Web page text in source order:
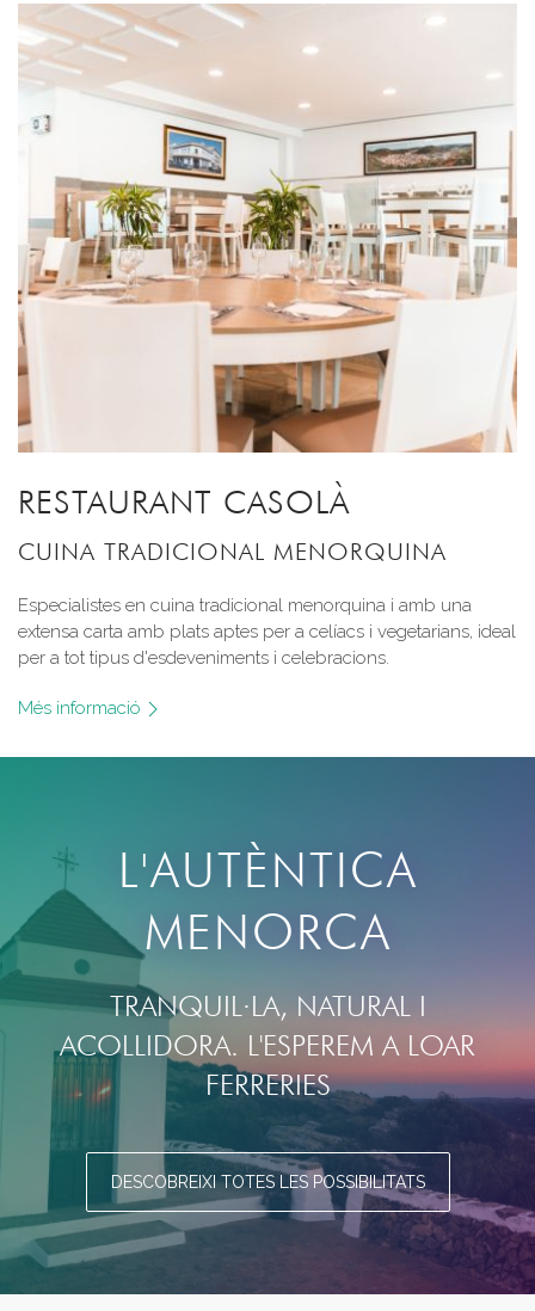
RESTAURANT CASOLÀ
CUINA TRADICIONAL MENORQUINA
Especialistes en cuina tradicional menorquina i amb una
extensa carta amb plats aptes per a celíacs i vegetarians, ideal
per a tot tipus d'esdeveniments i celebracions.
Més informació
L'AUTÈNTICA
MENORCA
TRANQUIL·LA, NATURAL I
ACOLLIDORA. L'ESPEREM A LOAR
FERRERIES
DESCOBREIXI TOTES LES POSSIBILITATS